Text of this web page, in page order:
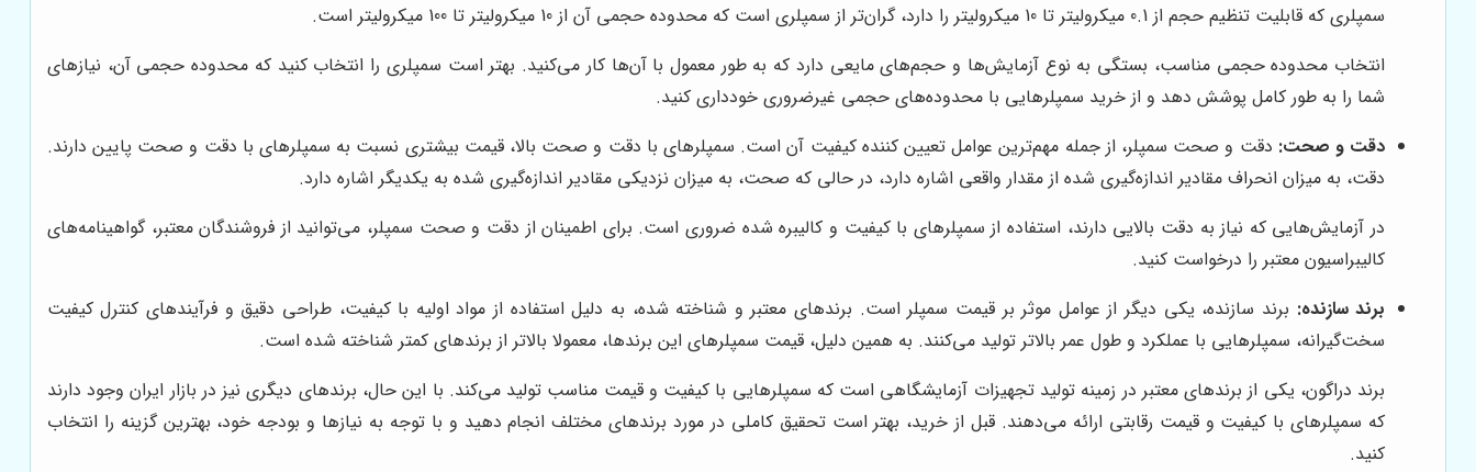
سمپلری که قابلیت تنظیم حجم از 0.1 میکرولیتر تا 10 میکرولیتر را دارد، گران‌تر از سمپلری است که محدوده حجمی آن از 10 میکرولیتر تا 100 میکرولیتر است.
انتخاب محدوده حجمی مناسب، بستگی به نوع آزمایش‌ها و حجم‌های مایعی دارد که به طور معمول با آن‌ها کار می‌کنید. بهتر است سمپلری را انتخاب کنید که محدوده حجمی آن، نیازهای
شما را به طور کامل پوشش دهد و از خرید سمپلرهایی با محدوده‌های حجمی غیرضروری خودداری کنید.
دقت و صحت: دقت و صحت سمپلر، از جمله مهم‌ترین عوامل تعیین کننده کیفیت آن است. سمپلرهای با دقت و صحت بالا، قیمت بیشتری نسبت به سمپلرهای با دقت و صحت پایین دارند.
دقت، به میزان انحراف مقادیر اندازه‌گیری شده از مقدار واقعی اشاره دارد، در حالی که صحت، به میزان نزدیکی مقادیر اندازه‌گیری شده به یکدیگر اشاره دارد.
در آزمایش‌هایی که نیاز به دقت بالایی دارند، استفاده از سمپلرهای با کیفیت و کالیبره شده ضروری است. برای اطمینان از دقت و صحت سمپلر، می‌توانید از فروشندگان معتبر، گواهینامه‌های
کالیبراسیون معتبر را درخواست کنید.
برند سازنده: برند سازنده، یکی دیگر از عوامل موثر بر قیمت سمپلر است. برندهای معتبر و شناخته شده، به دلیل استفاده از مواد اولیه با کیفیت، طراحی دقیق و فرآیندهای کنترل کیفیت
سخت‌گیرانه، سمپلرهایی با عملکرد و طول عمر بالاتر تولید می‌کنند. به همین دلیل، قیمت سمپلرهای این برندها، معمولا بالاتر از برندهای کمتر شناخته شده است.
برند دراگون، یکی از برندهای معتبر در زمینه تولید تجهیزات آزمایشگاهی است که سمپلرهایی با کیفیت و قیمت مناسب تولید می‌کند. با این حال، برندهای دیگری نیز در بازار ایران وجود دارند
که سمپلرهای با کیفیت و قیمت رقابتی ارائه می‌دهند. قبل از خرید، بهتر است تحقیق کاملی در مورد برندهای مختلف انجام دهید و با توجه به نیازها و بودجه خود، بهترین گزینه را انتخاب
کنید.